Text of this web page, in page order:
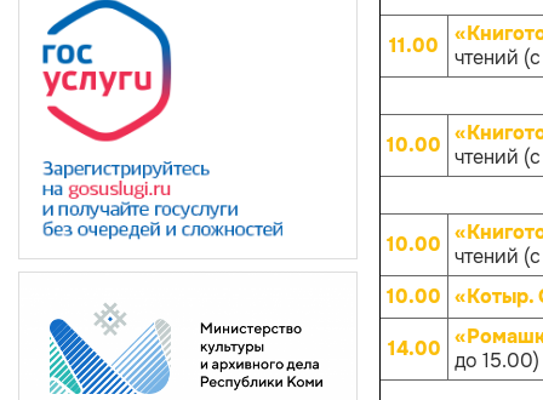
11.00
чтений
10.00 чтений
10.00 чтений
10.00 «Котыр.
14.00 до 15.00)